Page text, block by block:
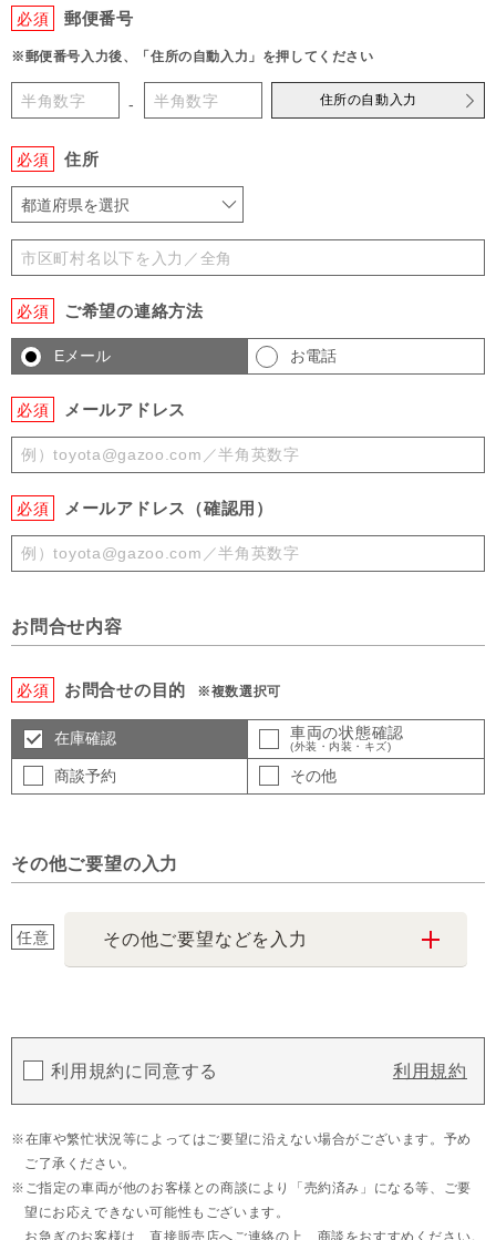
必須 郵便番号
※郵便番号入力後、「住所の自動入力」を押してください
- 住所の自動入力
必須 住所
都道府県を選択
必須 ご希望の連絡方法
Eメール お電話
必須 メールアドレス
必須 メールアドレス（確認用）
お問合せ内容
必須 お問合せの目的 ※複数選択可
在庫確認 車両の状態確認
(外装・内装・キズ)
商談予約 その他
その他ご要望の入力
任意 その他ご要望などを入力
利用規約に同意する 利用規約
在庫や繁忙状況等によってはご要望に沿えない場合がございます。予め
ご了承ください。
ご指定の車両が他のお客様との商談により「売約済み」になる等、ご要
望にお応えできない可能性もございます。
お急ぎのお客様は、直接販売店へご連絡の上、商談をおすすめください。